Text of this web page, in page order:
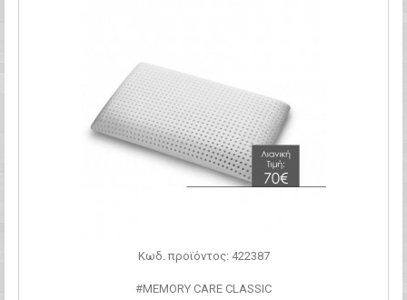
Κωδ. προϊόντος: 422387
#MEMORY CARE CLASSIC